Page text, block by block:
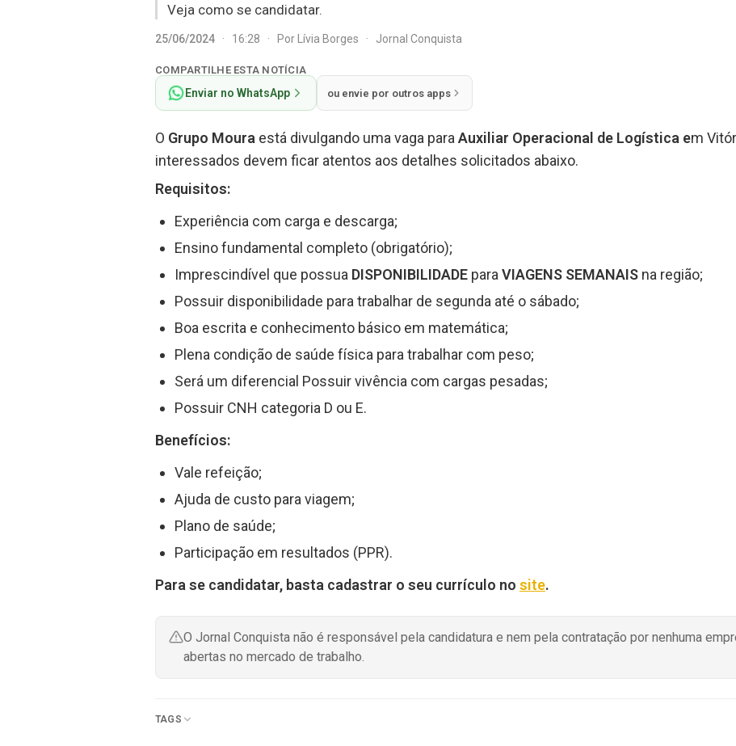
Veja como se candidatar.
25/06/2024 · 16:28 · PorLívia Borges · Jornal Conquista
COMPARTILHE ESTA NOTÍCIA
Enviar no WhatsApp ou envie por outros apps
O Grupo Moura está divulgando uma vaga para Auxiliar Operacional de Logística em
interessados devem ficar atentos aos detalhes solicitados abaixo.
Requisitos:
Experiência com carga e descarga;
Ensino fundamental completo (obrigatório);
Imprescindível que possua DISPONIBILIDADE para VIAGENS SEMANAIS na região;
Possuir disponibilidade para trabalhar de segunda até o sábado;
Boa escrita e conhecimento básico em matemática;
Plena condição de saúde física para trabalhar com peso;
Será um diferencial Possuir vivência com cargas pesadas;
Possuir CNH categoria D ou E.
Benefícios:
Vale refeição;
Ajuda de custo para viagem;
Plano de saúde;
Participação em resultados (PPR).
Para se candidatar, basta cadastrar o seu currículo no site.
O Jornal Conquista não é responsável pela candidatura e nem pela contratação por nenhuma
abertas no mercado de trabalho.
TAGS